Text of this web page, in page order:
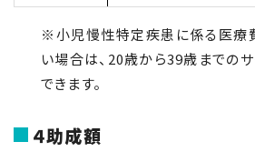
※小児慢性特定疾患に係る医療
い場合は、 20歳から39歳までの
できます。
４助成額